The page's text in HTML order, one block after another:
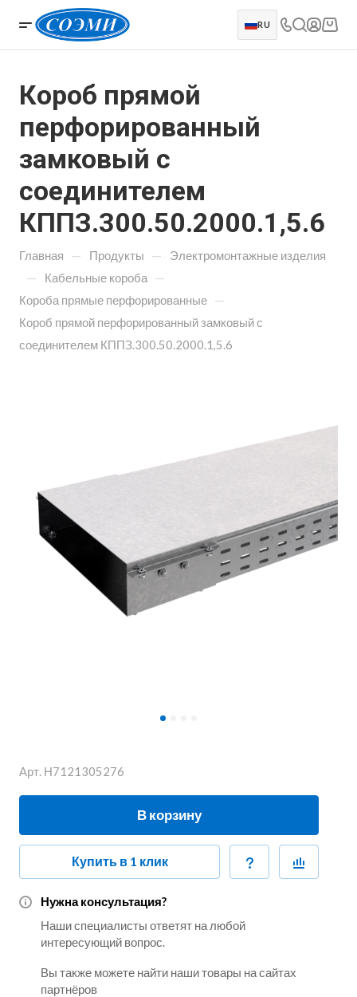
RU
Короб прямой
перфорированный
замковый с
соединителем
КППЗ.300.50.2000.1,5.6
Главная — Продукты — Электромонтажные изделия
— Кабельные короба —
Короба прямые перфорированные —
Короб прямой перфорированный замковый с
соединителем КППЗ.300.50.2000.1,5.6
Арт. Н7121305276
В корзину
Купить в 1 клик
Нужна консультация?
Наши специалисты ответят на любой
интересующий вопрос.
Вы также можете найти наши товары на сайтах
партнёров